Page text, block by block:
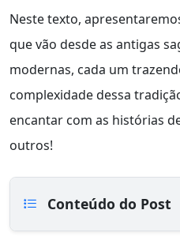
Neste texto,
que vão desde as antigas
modernas, cada um
complexidade dessa
encantar com as histórias
outros!
Conteúdo do Post